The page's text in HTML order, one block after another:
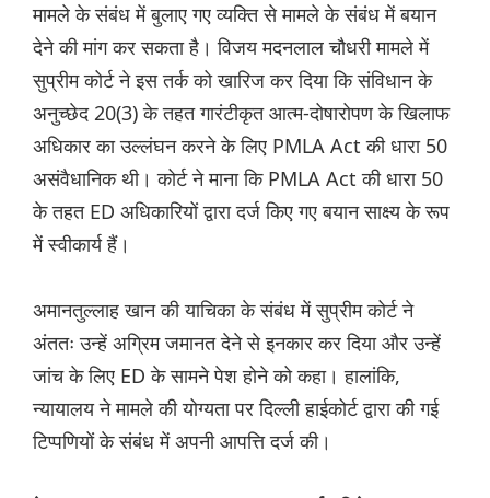
मामले के संबंध में बुलाए गए व्यक्ति से मामले के संबंध में बयान
देने की मांग कर सकता है। विजय मदनलाल चौधरी मामले में
सुप्रीम कोर्ट ने इस तर्क को खारिज कर दिया कि संविधान के
अनुच्छेद 20(3) के तहत गारंटीकृत आत्म-दोषारोपण के खिलाफ
अधिकार का उल्लंघन करने के लिए PMLA Act की धारा 50
असंवैधानिक थी। कोर्ट ने माना कि PMLA Act की धारा 50
के तहत ED अधिकारियों द्वारा दर्ज किए गए बयान साक्ष्य के रूप
में स्वीकार्य हैं।
अमानतुल्लाह खान की याचिका के संबंध में सुप्रीम कोर्ट ने
अंततः उन्हें अग्रिम जमानत देने से इनकार कर दिया और उन्हें
जांच के लिए ED के सामने पेश होने को कहा। हालांकि,
न्यायालय ने मामले की योग्यता पर दिल्ली हाईकोर्ट द्वारा की गई
टिप्पणियों के संबंध में अपनी आपत्ति दर्ज की।